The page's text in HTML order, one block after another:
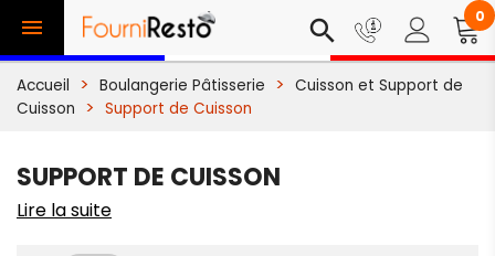
 search 0
Accueil Boulangerie Pâtisserie
Cuisson et Support de
Cuisson
Support de Cuisson
SUPPORT DE CUISSON
Lire la suite